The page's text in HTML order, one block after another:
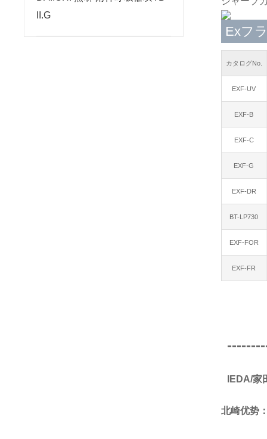
II.G
Exフ
カタログNo.
EXF-UV
EXF-B
EXF-C
EXF-G
EXF-DR
BT-LP730
EXF-FOR
EXF-FR
IEDA/
北崎优势